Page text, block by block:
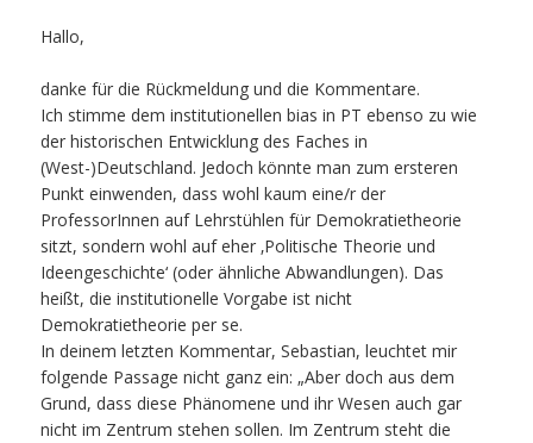
Hallo,
danke für die Rückmeldung und die Kommentare.
Ich stimme dem institutionellen bias in PT ebenso zu wie
der historischen Entwicklung des Faches in
(West-)Deutschland. Jedoch könnte man zum ersteren
Punkt einwenden, dass wohl kaum eine/r der
ProfessorInnen auf Lehrstühlen für Demokratietheorie
sitzt, sondern wohl auf eher ‚Politische Theorie und
Ideengeschichte‘ (oder ähnliche Abwandlungen). Das
heißt, die institutionelle Vorgabe ist nicht
Demokratietheorie per se.
In deinem letzten Kommentar, Sebastian, leuchtet mir
folgende Passage nicht ganz ein: „Aber doch aus dem
Grund, dass diese Phänomene und ihr Wesen auch gar
nicht im Zentrum stehen sollen. Im Zentrum steht die